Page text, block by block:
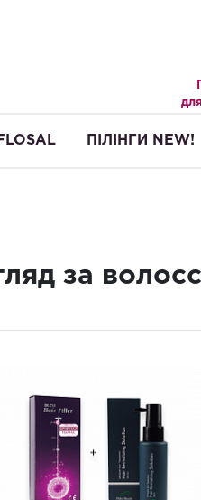
ПІЛІНГИ NEW!
за